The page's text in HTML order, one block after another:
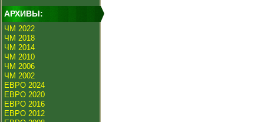
АРХИВЫ:
ЧМ 2022
ЧМ 2018
ЧМ 2014
ЧМ 2010
ЧМ 2006
ЧМ 2002
ЕВРО 2024
ЕВРО 2020
ЕВРО 2016
ЕВРО 2012